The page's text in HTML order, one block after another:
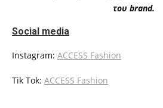
του brand.
Social media
Instagram: ACCESS Fashion
Tik Tok: ACCESS Fashion